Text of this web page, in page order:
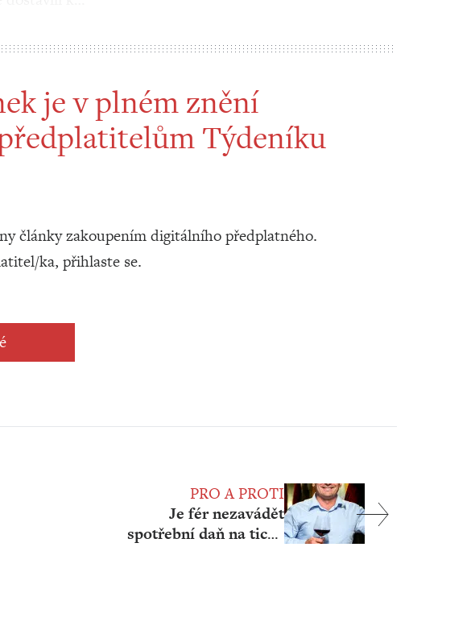
je v plném znění
Týdeníku
články zakoupením digitálního předplatného.
ka, přihlaste se.
PRO A PROTI
Je fér nezavádět
spotřební daň na tichá